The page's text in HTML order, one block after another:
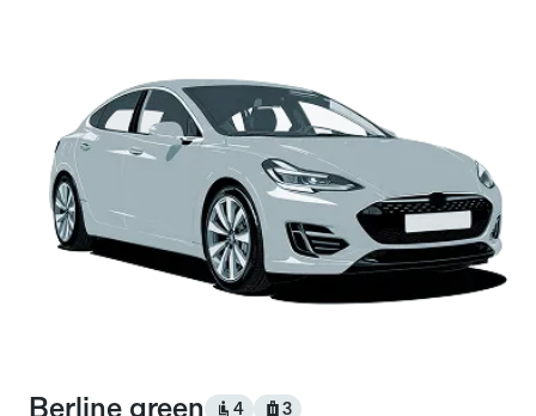
Berline green 4 3